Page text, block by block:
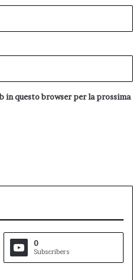
in questo browser per la prossima
0
Subscribers